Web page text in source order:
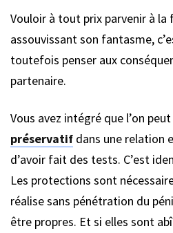
Vouloir à tout prix parvenir à la
assouvissant son fantasme,
toutefois penser aux
partenaire.
Vous avez intégré que l’on
préservatif dans une relation
d’avoir fait des tests. C’est
Les protections sont
réalise sans pénétration du
être propres. Et si elles sont